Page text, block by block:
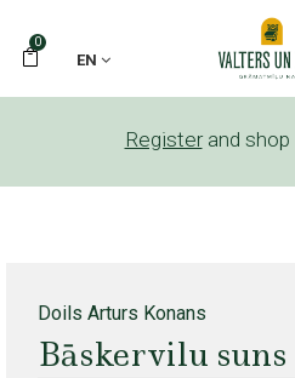
0
EN
Register and shop
Doils Arturs Konans
Bāskervilu suns